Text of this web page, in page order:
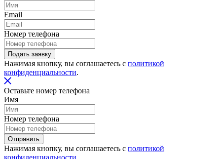
Email
Номер телефона
Подать заявку
Нажимая кнопку, вы соглашаетесь с политикой
конфиденциальности.
Оставьте номер телефона
Имя
Номер телефона
Отправить
Нажимая кнопку, вы соглашаетесь с политикой
конфиденциальности